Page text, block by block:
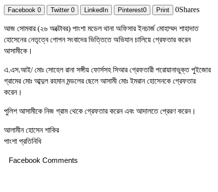
Facebook 0 Twitter 0 LinkedIn Pinterest0 Print 0Shares
আজ সোমবার (২৬ অক্টোবর) পাংশা মডেল থানা অফিসার ইনচার্জ মোহাম্মদ শাহাদাত
হোসেনের নেতৃত্বে গোপন সংবাদের ভিত্তিতে অভিযান চালিয়ে গ্রেফতার করেন
আসামীকে।
এ.এস.আই/ মোঃ সোহেল রানা সঙ্গীয় ফোর্সসহ সিআর গ্রেফতারী পরোয়ানাভুক্ত পুইজোর
গ্রামের মোঃ আব্দুল রহমান মন্ডলের ছেলে আসামী মোঃ ইমরান হোসেনকে গ্রেফতার
করেন।
পুলিশ আসামীকে নিজ গ্রাম থেকে গ্রেফতার করেন এবং আদালতে প্রেরণ করেন।
আলামীন হোসেন শাকির
পাংশা প্রতিনিধি
Facebook Comments